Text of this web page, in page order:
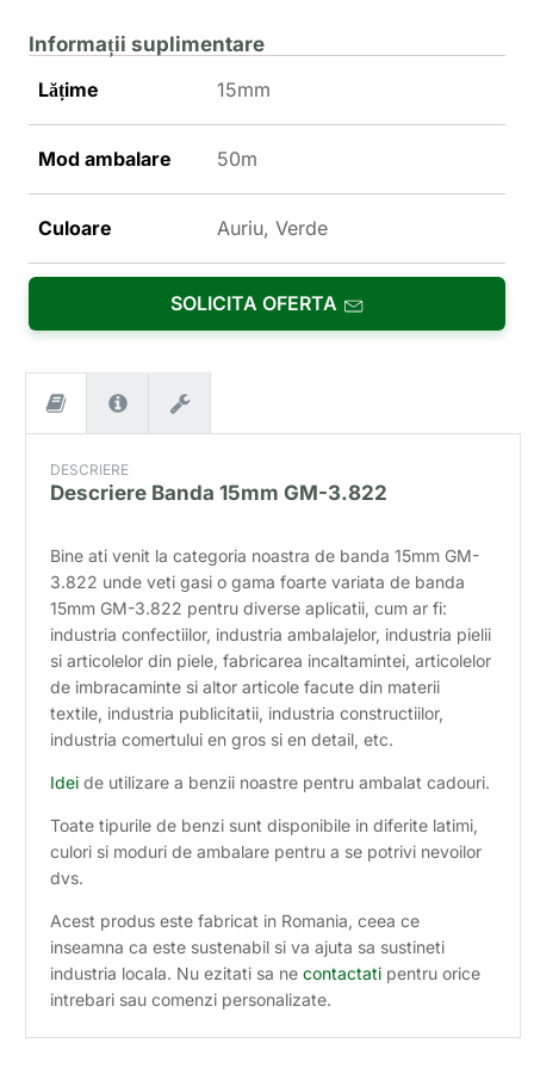
Informații suplimentare
Lățime
15mm
Mod ambalare 50m
Culoare Auriu, Verde
SOLICITA OFERTA
DESCRIERE
Descriere Banda 15mm GM-3.822
Bine ati venit la categoria noastra de banda 15mm GM-
3.822 unde veti gasi o gama foarte variata de banda
15mm GM-3.822 pentru diverse aplicatii, cum ar fi:
industria confectiilor, industria ambalajelor, industria pielii
si articolelor din piele, fabricarea incaltamintei, articolelor
de imbracaminte si altor articole facute din materii
textile, industria publicitatii, industria constructiilor,
industria comertului en gros si en detail, etc.
Idei de utilizare a benzii noastre pentru ambalat cadouri.
Toate tipurile de benzi sunt disponibile in diferite latimi,
culori si moduri de ambalare pentru a se potrivi nevoilor
dvs.
Acest produs este fabricat in Romania, ceea ce
inseamna ca este sustenabil si va ajuta sa sustineti
industria locala. Nu ezitati sa necontactati pentru orice
intrebari sau comenzi personalizate.